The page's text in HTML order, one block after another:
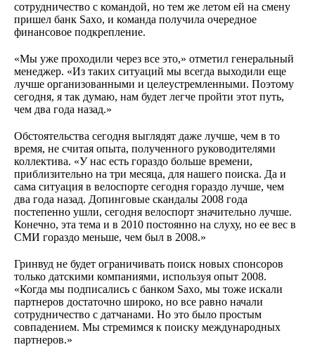
сотрудничество с командой, но тем же летом ей на смену
пришел банк Saxo, и команда получила очередное
финансовое подкрепление.
«Мы уже проходили через все это,» отметил генеральный
менеджер. «Из таких ситуаций мы всегда выходили еще
лучше организованными и целеустремленными. Поэтому
сегодня, я так думаю, нам будет легче пройти этот путь,
чем два года назад.»
Обстоятельства сегодня выглядят даже лучше, чем в то
время, не считая опыта, полученного руководителями
коллектива. «У нас есть гораздо больше времени,
приблизительно на три месяца, для нашего поиска. Да и
сама ситуация в велоспорте сегодня гораздо лучше, чем
два года назад. Допинговые скандалы 2008 года
постепенно ушли, сегодня велоспорт значительно лучше.
Конечно, эта тема и в 2010 постоянно на слуху, но ее вес в
СМИ гораздо меньше, чем был в 2008.»
Гринвуд не будет ограничивать поиск новых спонсоров
только датскими компаниями, используя опыт 2008.
«Когда мы подписались с банком Saxo, мы тоже искали
партнеров достаточно широко, но все равно начали
сотрудничество с датчанами. Но это было простым
совпадением. Мы стремимся к поиску международных
партнеров.»